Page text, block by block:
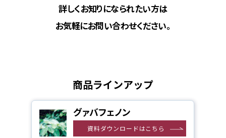
詳しくお知りになられたい方は
お気軽にお問い合わせください。
商品ラインアップ
グァバフェノン
資料ダウンロードはこちら